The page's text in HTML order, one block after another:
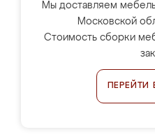
Мы доставляем
Московской
Стоимость сборки
ПЕРЕЙТИ